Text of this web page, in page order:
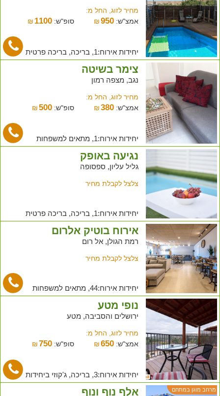
מחיר לזוג, החל מ:
אמצ"ש:
₪950 סופ"ש: ₪ 1100
יחידות אירוח:1, בריכה, בריכה פרטית
צימר בשיטה
נגב, מצפה רמון
מחיר לזוג, החל מ:
אמצ"ש:
₪380 סופ"ש: ₪ 500
יחידות אירוח:1, מתאים למשפחות
נגיעה באופק
גליל עליון, ספסופה
צלצל לקבלת מחיר
יחידות אירוח:1, בריכה, בריכה פרטית
אירוח בוטיק אלרום
רמת הגולן, אל רום
צלצל לקבלת מחיר
יחידות אירוח:44, מתאים למשפחות
נופי מטע
ירושלים והסביבה, מטע
מחיר לזוג, החל מ:
אמצ"ש:
₪650 סופ"ש: ₪ 750
יחידות אירוח:3, בריכה, ג'קוזי ביחידות
מרחב מוגן במתחם אלף נוף ונוף